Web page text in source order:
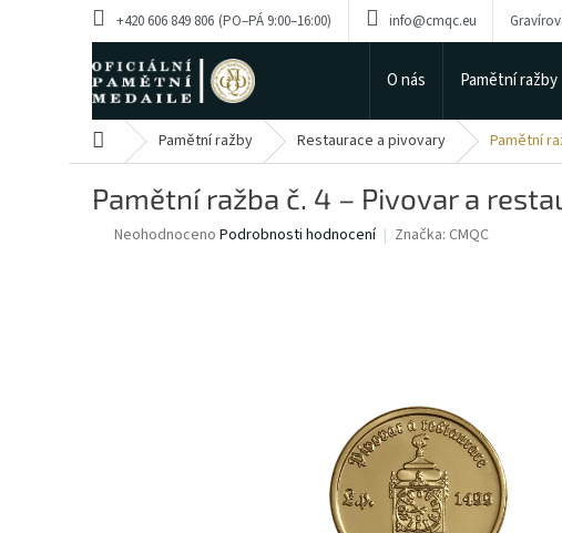
+420 606 849 806 info@cmqc.eu
O nás Pamětní ražby
Domů Pamětní ražby Restaurace a pivovary Pamětní
Pamětní ražba č. 4 – Pivovar a
Průměrné
Neohodnoceno Podrobnosti hodnocení Značka: CMQC